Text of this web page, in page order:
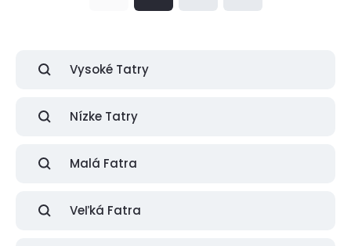
Vysoké Tatry
Nízke Tatry
Malá Fatra
Veľká Fatra